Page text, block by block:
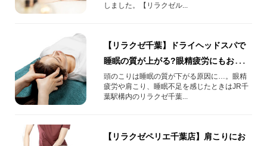
しました。【リラクゼル...
【リラクゼ千葉】ドライヘッドスパで
睡眠の質が上がる?眼精疲労にもおすす
めの頭部集中ケア！
頭のこりは睡眠の質が下がる原因に…。眼精
疲労や肩こり、睡眠不足を感じたときはJR千
葉駅構内のリラクゼ千葉...
【リラクゼペリエ千葉店】肩こりにお